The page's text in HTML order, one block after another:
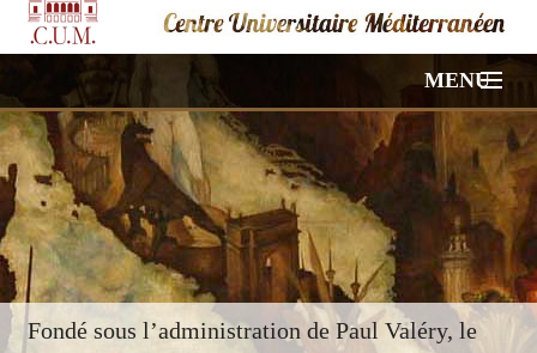
MENU
ACCUEIL
NOS CONFÉRENCES
VIDÉOS
PHOTOS
Fondé sous l’administration de Paul Valéry, le